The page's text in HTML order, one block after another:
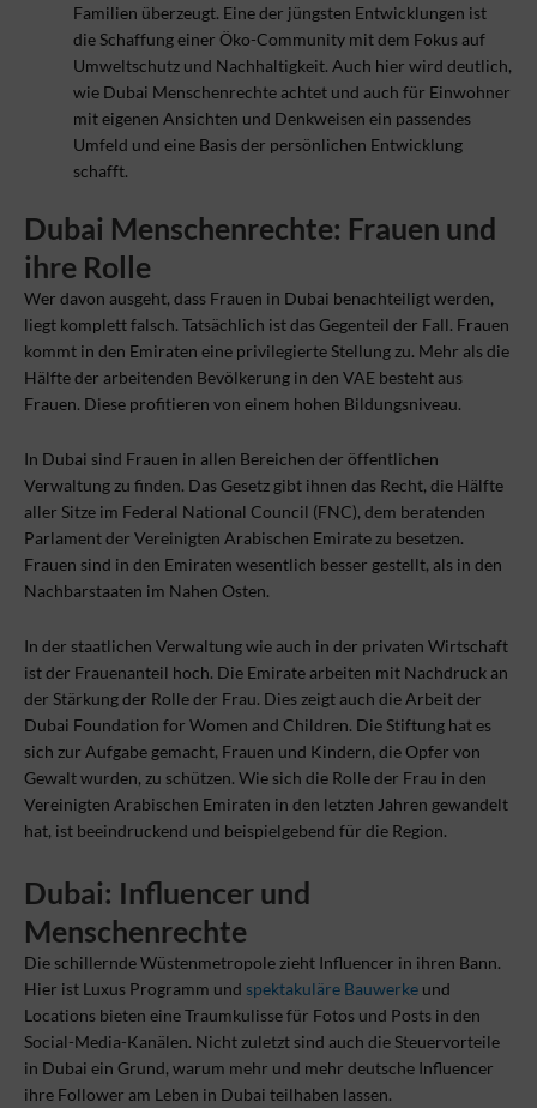
Familien überzeugt. Eine der jüngsten Entwicklungen ist
die Schaffung einer Öko-Community mit dem Fokus auf
Umweltschutz und Nachhaltigkeit. Auch hier wird deutlich,
wie Dubai Menschenrechte achtet und auch für Einwohner
mit eigenen Ansichten und Denkweisen ein passendes
Umfeld und eine Basis der persönlichen Entwicklung
schafft.
Dubai Menschenrechte: Frauen und
ihre Rolle
Wer davon ausgeht, dass Frauen in Dubai benachteiligt werden,
liegt komplett falsch. Tatsächlich ist das Gegenteil der Fall. Frauen
kommt in den Emiraten eine privilegierte Stellung zu. Mehr als die
Hälfte der arbeitenden Bevölkerung in den VAE besteht aus
Frauen. Diese profitieren von einem hohen Bildungsniveau.
In Dubai sind Frauen in allen Bereichen der öffentlichen
Verwaltung zu finden. Das Gesetz gibt ihnen das Recht, die Hälfte
aller Sitze im Federal National Council (FNC), dem beratenden
Parlament der Vereinigten Arabischen Emirate zu besetzen.
Frauen sind in den Emiraten wesentlich besser gestellt, als in den
Nachbarstaaten im Nahen Osten.
In der staatlichen Verwaltung wie auch in der privaten Wirtschaft
ist der Frauenanteil hoch. Die Emirate arbeiten mit Nachdruck an
der Stärkung der Rolle der Frau. Dies zeigt auch die Arbeit der
Dubai Foundation for Women and Children. Die Stiftung hat es
sich zur Aufgabe gemacht, Frauen und Kindern, die Opfer von
Gewalt wurden, zu schützen. Wie sich die Rolle der Frau in den
Vereinigten Arabischen Emiraten in den letzten Jahren gewandelt
hat, ist beeindruckend und beispielgebend für die Region.
Dubai: Influencer und
Menschenrechte
Die schillernde Wüstenmetropole zieht Influencer in ihren Bann.
Hier ist Luxus Programm und spektakuläre Bauwerke und
Locations bieten eine Traumkulisse für Fotos und Posts in den
Social-Media-Kanälen. Nicht zuletzt sind auch die Steuervorteile
in Dubai ein Grund, warum mehr und mehr deutsche Influencer
ihre Follower am Leben in Dubai teilhaben lassen.